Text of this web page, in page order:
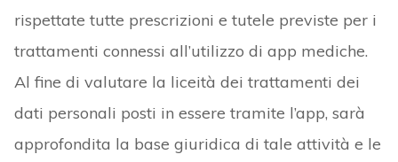
rispettate tutte prescrizioni e tutele previste per i
trattamenti connessi all’utilizzo di app mediche.
Al fine di valutare la liceità dei trattamenti dei
dati personali posti in essere tramite l’app, sarà
approfondita la base giuridica di tale attività e le